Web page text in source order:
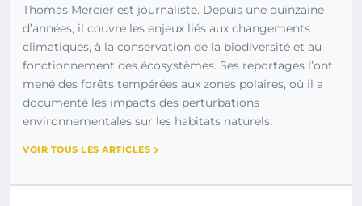
Thomas Mercier est journaliste. Depuis une quinzaine
d’années, il couvre les enjeux liés aux changements
climatiques, à la conservation de la biodiversité et au
fonctionnement des écosystèmes. Ses reportages l’ont
mené des forêts tempérées aux zones polaires, où il a
documenté les impacts des perturbations
environnementales sur les habitats naturels.
VOIR TOUS LES ARTICLES